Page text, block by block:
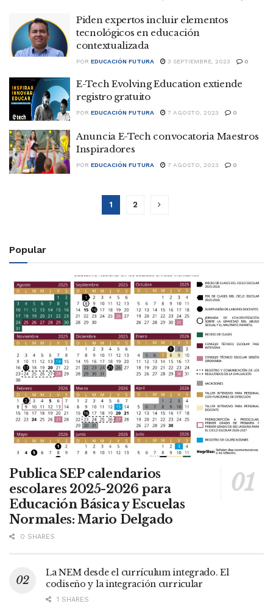
Piden expertos incluir elementos
tecnológicos en educación
contextualizada
POR EDUCACIÓN FUTURA 3 SEPTIEMBRE, 2023 0
E-Tech Evolving Education extiende
registro gratuito
POR EDUCACIÓN FUTURA 7 AGOSTO, 2023 0
Anuncia E-Tech convocatoria Maestros
Inspiradores
POR EDUCACIÓN FUTURA 7 AGOSTO, 2023 0
1 2
Popular
Publica SEP calendarios
escolares 2025-2026 para
Educación Básica y Escuelas
Normales: Mario Delgado
0 SHARES
La NEM desde el currículum integrado. El
codiseño y la integración curricular
1 SHARES